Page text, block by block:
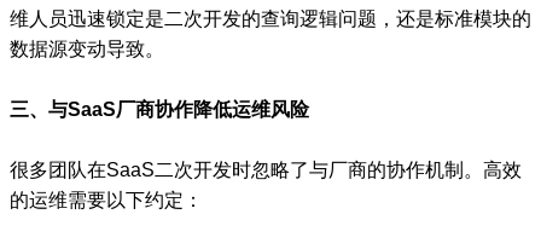
维人员迅速锁定是二次开发的查询逻辑问题，还是标准模块的
数据源变动导致。
三、与SaaS厂商协作降低运维风险
很多团队在SaaS二次开发时忽略了与厂商的协作机制。高效
的运维需要以下约定：